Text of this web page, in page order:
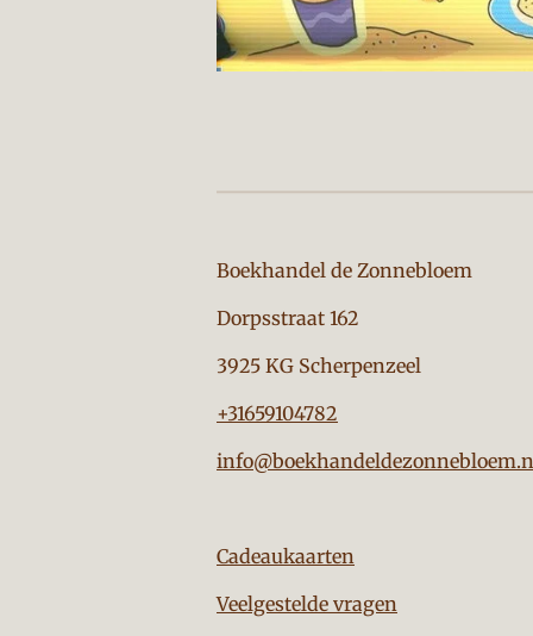
Boekhandel de
Dorpsstraat 162
3925 KG Scherpenzeel
+31659104782
Cadeaukaarten
Veelgestelde vragen